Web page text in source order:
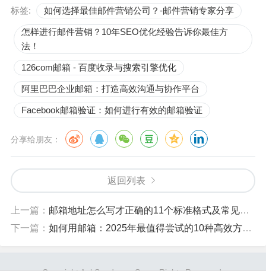
标签: 如何选择最佳邮件营销公司？-邮件营销专家分享
怎样进行邮件营销？10年SEO优化经验告诉你最佳方
法！
126com邮箱 - 百度收录与搜索引擎优化
阿里巴巴企业邮箱：打造高效沟通与协作平台
Facebook邮箱验证：如何进行有效的邮箱验证
分享给朋友：
返回列表
上一篇： 邮箱地址怎么写才正确的11个标准格式及常见错误解析 - AokSend
下一篇： 如何用邮箱：2025年最值得尝试的10种高效方法与技巧
Copyright AokSend.com Some Rights Reserved.